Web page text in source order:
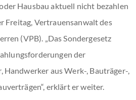
Hausbau aktuell nicht bezahlen
Freitag, Vertrauensanwalt des
(VPB). „Das Sondergesetz
der
Handwerker aus Werk-, Bauträger-,
erklärt er weiter.